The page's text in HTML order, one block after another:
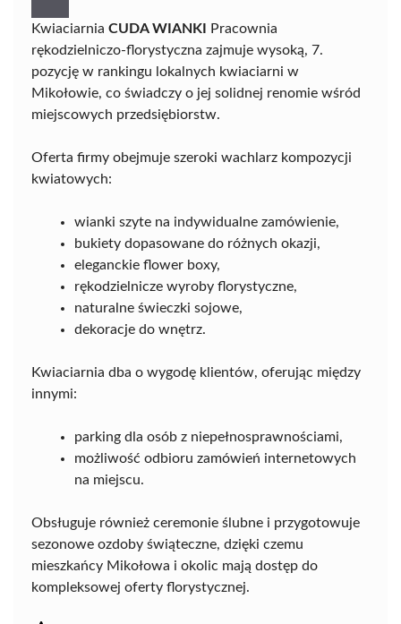
Kwiaciarnia CUDA WIANKI
Pracownia
rękodzielniczo-florystyczna zajmuje wysoką, 7.
pozycję w rankingu lokalnych kwiaciarni w
Mikołowie, co świadczy o jej solidnej renomie wśród
miejscowych przedsiębiorstw.
Oferta firmy obejmuje szeroki wachlarz kompozycji
kwiatowych:
wianki szyte na indywidualne zamówienie,
bukiety dopasowane do różnych okazji,
eleganckie flower boxy,
rękodzielnicze wyroby florystyczne,
naturalne świeczki sojowe,
dekoracje do wnętrz.
Kwiaciarnia dba o wygodę klientów, oferując między
innymi:
parking dla osób z niepełnosprawnościami,
możliwość odbioru zamówień internetowych
na miejscu.
Obsługuje również ceremonie ślubne i przygotowuje
sezonowe ozdoby świąteczne, dzięki czemu
mieszkańcy Mikołowa i okolic mają dostęp do
kompleksowej oferty florystycznej.